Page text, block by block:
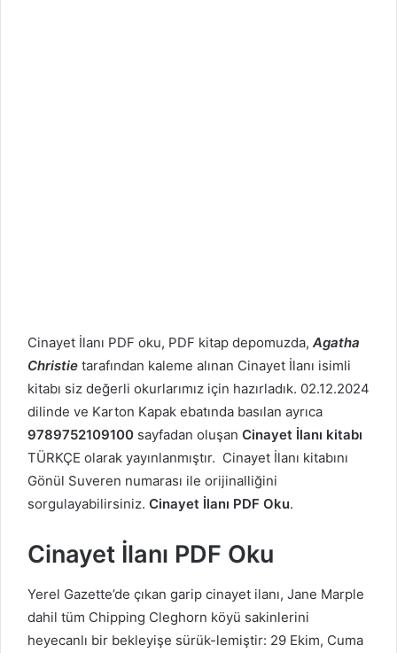
Cinayet İlanı PDF oku, PDF kitap depomuzda, Agatha
Christie tarafından kaleme alınan Cinayet İlanı isimli
kitabı siz değerli okurlarımız için hazırladık. 02.12.2024
dilinde ve Karton Kapak ebatında basılan ayrıca
9789752109100 sayfadan oluşan Cinayet İlanı kitabı
TÜRKÇE olarak yayınlanmıştır. Cinayet İlanı kitabını
Gönül Suveren numarası ile orijinalliğini
sorgulayabilirsiniz. Cinayet İlanı PDF Oku.
Cinayet İlanı PDF Oku
Yerel Gazette’de çıkan garip cinayet ilanı, Jane Marple
dahil tüm Chipping Cleghorn köyü sakinlerini
heyecanlı bir bekleyişe sürük-lemiştir: 29 Ekim, Cuma